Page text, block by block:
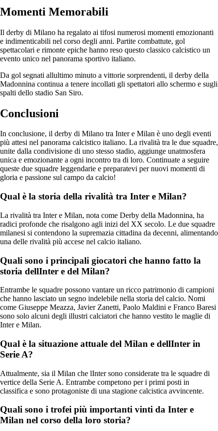
Momenti Memorabili
Il derby di Milano ha regalato ai tifosi numerosi momenti emozionanti
e indimenticabili nel corso degli anni. Partite combattute, gol
spettacolari e rimonte epiche hanno reso questo classico calcistico un
evento unico nel panorama sportivo italiano.
Da gol segnati allultimo minuto a vittorie sorprendenti, il derby della
Madonnina continua a tenere incollati gli spettatori allo schermo e sugli
spalti dello stadio San Siro.
Conclusioni
In conclusione, il derby di Milano tra Inter e Milan è uno degli eventi
più attesi nel panorama calcistico italiano. La rivalità tra le due squadre,
unite dalla condivisione di uno stesso stadio, aggiunge unatmosfera
unica e emozionante a ogni incontro tra di loro. Continuate a seguire
queste due squadre leggendarie e preparatevi per nuovi momenti di
gloria e passione sul campo da calcio!
Qual è la storia della rivalità tra Inter e Milan?
La rivalità tra Inter e Milan, nota come Derby della Madonnina, ha
radici profonde che risalgono agli inizi del XX secolo. Le due squadre
milanesi si contendono la supremazia cittadina da decenni, alimentando
una delle rivalità più accese nel calcio italiano.
Quali sono i principali giocatori che hanno fatto la
storia dellInter e del Milan?
Entrambe le squadre possono vantare un ricco patrimonio di campioni
che hanno lasciato un segno indelebile nella storia del calcio. Nomi
come Giuseppe Meazza, Javier Zanetti, Paolo Maldini e Franco Baresi
sono solo alcuni degli illustri calciatori che hanno vestito le maglie di
Inter e Milan.
Qual è la situazione attuale del Milan e dellInter in
Serie A?
Attualmente, sia il Milan che lInter sono considerate tra le squadre di
vertice della Serie A. Entrambe competono per i primi posti in
classifica e sono protagoniste di una stagione calcistica avvincente.
Quali sono i trofei più importanti vinti da Inter e
Milan nel corso della loro storia?